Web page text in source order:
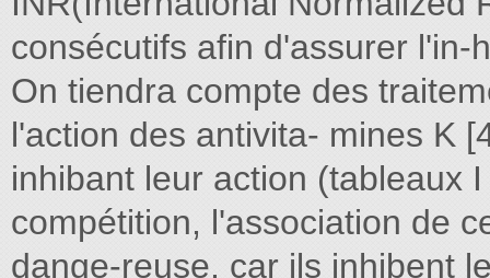
consécutifs afin d'assurer l'in-
On tiendra compte des
l'action des antivita- mines K
inhibant leur action (tableaux
compétition, l'association de
dange-reuse, car ils inhibent